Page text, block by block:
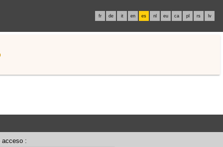
fr de it en es nl eu ca pl rs lv
acceso :